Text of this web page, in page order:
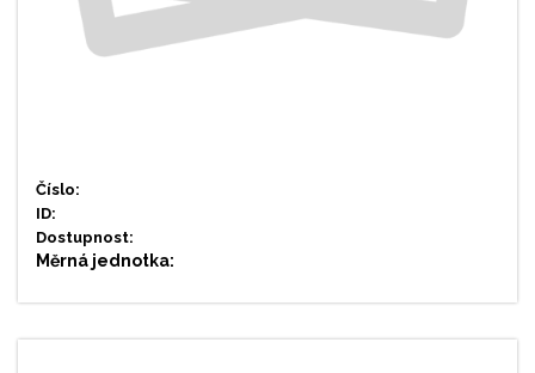
Číslo:
ID:
Dostupnost:
Měrná jednotka: